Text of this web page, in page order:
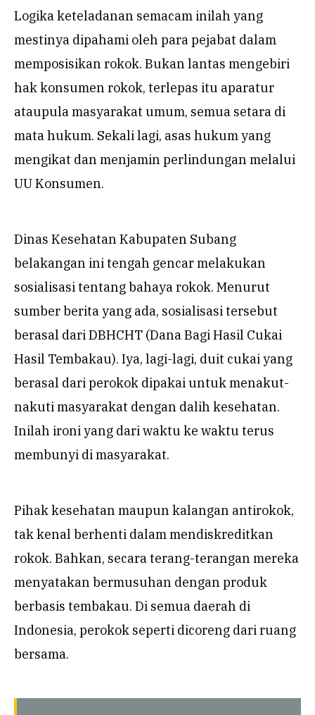
Logika keteladanan semacam inilah yang
mestinya dipahami oleh para pejabat dalam
memposisikan rokok. Bukan lantas mengebiri
hak konsumen rokok, terlepas itu aparatur
ataupula masyarakat umum, semua setara di
mata hukum. Sekali lagi, asas hukum yang
mengikat dan menjamin perlindungan melalui
UU Konsumen.
Dinas Kesehatan Kabupaten Subang
belakangan ini tengah gencar melakukan
sosialisasi tentang bahaya rokok. Menurut
sumber berita yang ada, sosialisasi tersebut
berasal dari DBHCHT (Dana Bagi Hasil Cukai
Hasil Tembakau). Iya, lagi-lagi, duit cukai yang
berasal dari perokok dipakai untuk menakut-
nakuti masyarakat dengan dalih kesehatan.
Inilah ironi yang dari waktu ke waktu terus
membunyi di masyarakat.
Pihak kesehatan maupun kalangan antirokok,
tak kenal berhenti dalam mendiskreditkan
rokok. Bahkan, secara terang-terangan mereka
menyatakan bermusuhan dengan produk
berbasis tembakau. Di semua daerah di
Indonesia, perokok seperti dicoreng dari ruang
bersama.